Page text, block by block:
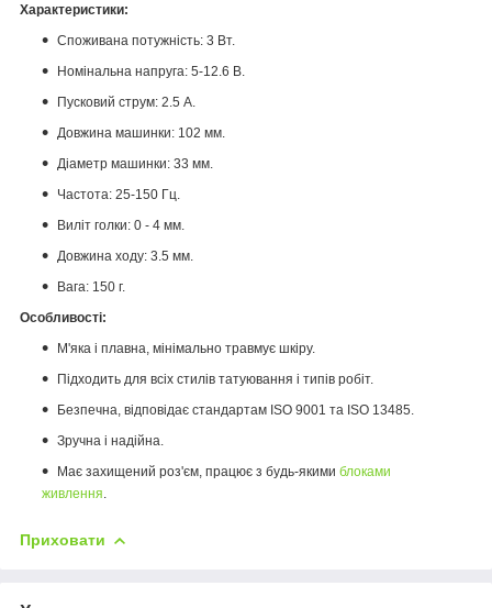
Характеристики:
Споживана потужність: 3 Вт.
Номінальна напруга: 5-12.6 В.
Пусковий струм: 2.5 А.
Довжина машинки: 102 мм.
Діаметр машинки: 33 мм.
Частота: 25-150 Гц.
Виліт голки: 0 - 4 мм.
Довжина ходу: 3.5 мм.
Вага: 150 г.
Особливості:
М'яка і плавна, мінімально травмує шкіру.
Підходить для всіх стилів татуювання і типів робіт.
Безпечна, відповідає стандартам ISO 9001 та ISO 13485.
Зручна і надійна.
Має захищений роз'єм, працює з будь-якими блоками
живлення
Приховати